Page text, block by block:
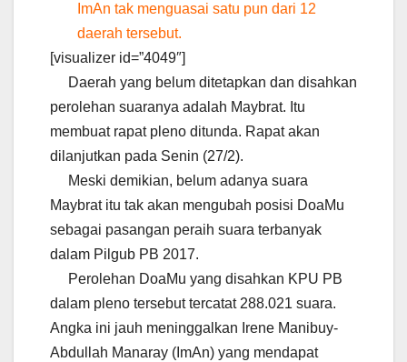
ImAn tak menguasai satu pun dari 12
daerah tersebut.
[visualizer id=”4049″]
Daerah yang belum ditetapkan dan disahkan
perolehan suaranya adalah Maybrat. Itu
membuat rapat pleno ditunda. Rapat akan
dilanjutkan pada Senin (27/2).
Meski demikian, belum adanya suara
Maybrat itu tak akan mengubah posisi DoaMu
sebagai pasangan peraih suara terbanyak
dalam Pilgub PB 2017.
Perolehan DoaMu yang disahkan KPU PB
dalam pleno tersebut tercatat 288.021 suara.
Angka ini jauh meninggalkan Irene Manibuy-
Abdullah Manaray (ImAn) yang mendapat